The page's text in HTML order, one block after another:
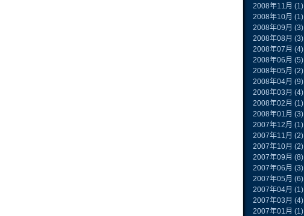
2008年11月 (1)
2008年10月 (1)
2008年09月 (3)
2008年08月 (3)
2008年07月 (4)
2008年06月 (5)
2008年05月 (2)
2008年04月 (9)
2008年03月 (4)
2008年02月 (1)
2008年01月 (3)
2007年12月 (1)
2007年11月 (2)
2007年10月 (2)
2007年09月 (8)
2007年06月 (3)
2007年05月 (6)
2007年04月 (1)
2007年03月 (4)
2007年01月 (1)